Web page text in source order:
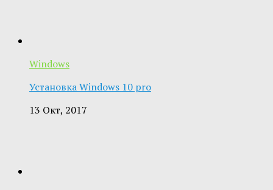
Windows
Установка Windows 10 pro
13 Окт, 2017